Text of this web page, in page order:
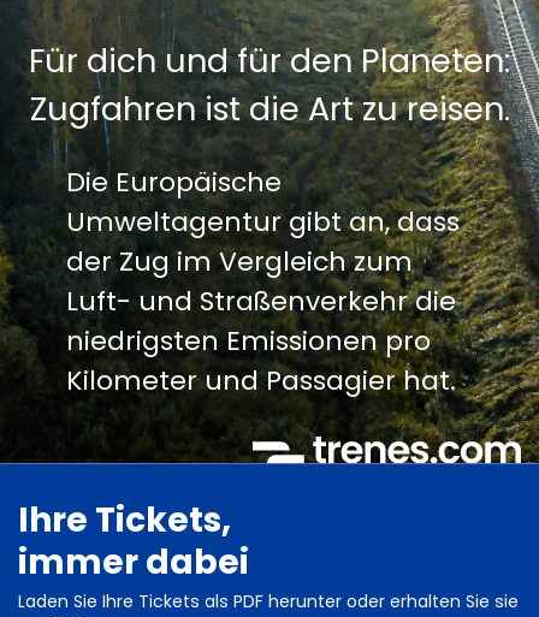
Für dich und für den Planeten:
Zugfahren ist die Art zu reisen.
Die Europäische
Umweltagentur gibt an, dass
der Zug im Vergleich zum
Luft- und Straßenverkehr die
niedrigsten Emissionen pro
Kilometer und Passagier hat.
Ihre Tickets,
immer dabei
Laden Sie Ihre Tickets als PDF herunter oder erhalten Sie sie